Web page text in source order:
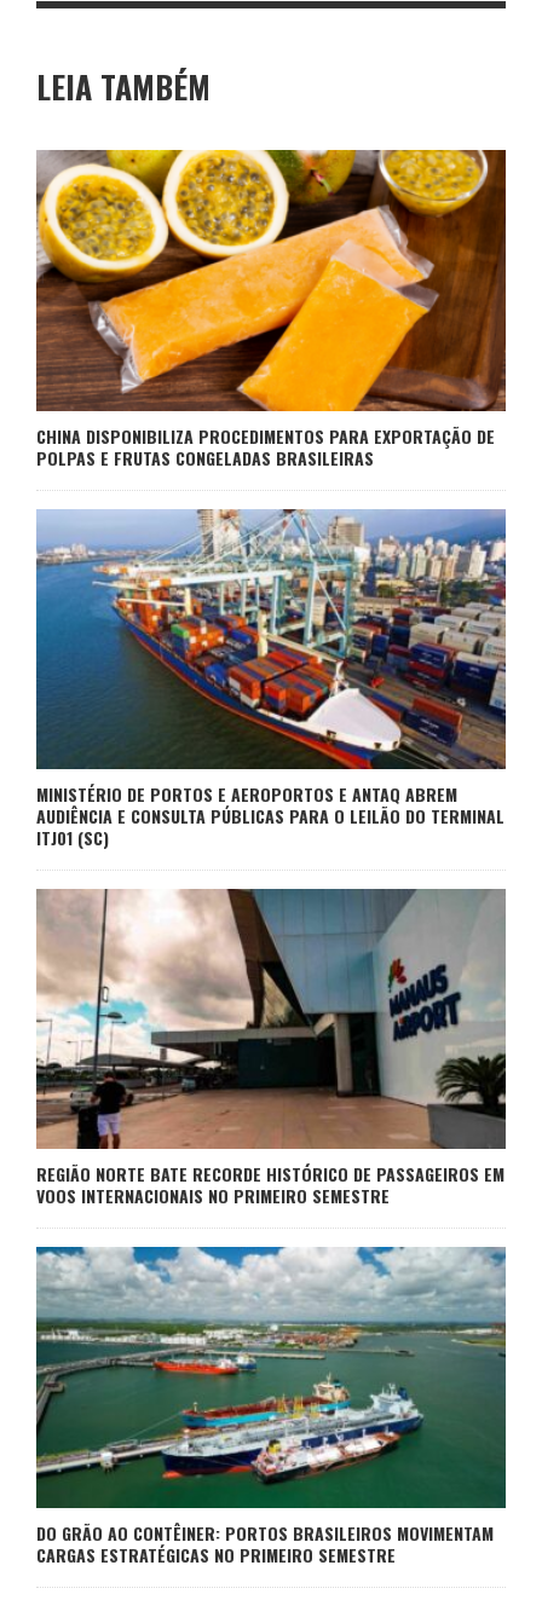
LEIA TAMBÉM
CHINA DISPONIBILIZA PROCEDIMENTOS PARA EXPORTAÇÃO DE
POLPAS E FRUTAS CONGELADAS BRASILEIRAS
MINISTÉRIO DE PORTOS E AEROPORTOS E ANTAQ ABREM
AUDIÊNCIA E CONSULTA PÚBLICAS PARA O LEILÃO DO TERMINAL
ITJ01 (SC)
REGIÃO NORTE BATE RECORDE HISTÓRICO DE PASSAGEIROS EM
VOOS INTERNACIONAIS NO PRIMEIRO SEMESTRE
DO GRÃO AO CONTÊINER: PORTOS BRASILEIROS MOVIMENTAM
CARGAS ESTRATÉGICAS NO PRIMEIRO SEMESTRE